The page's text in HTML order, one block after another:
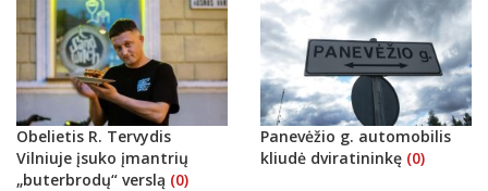
Obelietis R. Tervydis
Vilniuje įsuko įmantrių
„buterbrodų“ verslą (0)
Panevėžio g. automobilis
kliudė dviratininkę (0)